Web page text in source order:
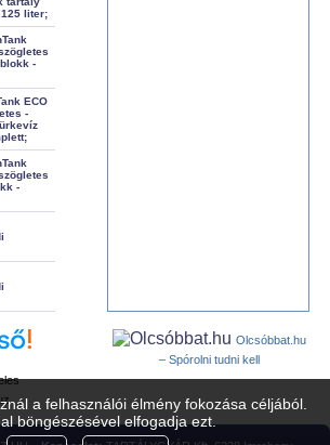
a felhasználói élmény fokozása céljából.
böngészésével elfogadja ezt.
liter;
-
ECO
-
-
Olcsóbbat.hu
– Spórolni tudni kell